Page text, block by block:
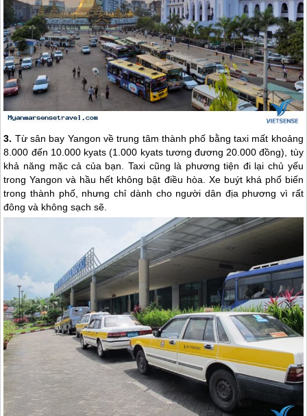
3. Từ sân bay Yangon về trung tâm thành phố bằng taxi mất khoảng
8.000 đến 10.000 kyats (1.000 kyats tương đương 20.000 đồng), tùy
khả năng mặc cả của bạn. Taxi cũng là phương tiện đi lại chủ yếu
trong Yangon và hầu hết không bật điều hòa. Xe buýt khá phổ biến
trong thành phố, nhưng chỉ dành cho người dân địa phương vì rất
đông và không sạch sẽ.